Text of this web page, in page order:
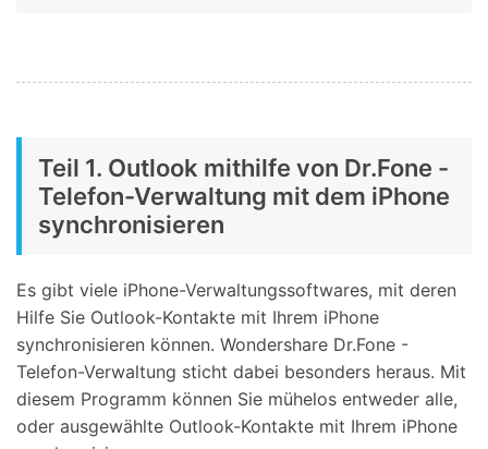
Teil 1. Outlook mithilfe von Dr.Fone -
Telefon-Verwaltung mit dem iPhone
synchronisieren
Es gibt viele iPhone-Verwaltungssoftwares, mit deren
Hilfe Sie Outlook-Kontakte mit Ihrem iPhone
synchronisieren können. Wondershare Dr.Fone -
Telefon-Verwaltung sticht dabei besonders heraus. Mit
diesem Programm können Sie mühelos entweder alle,
oder ausgewählte Outlook-Kontakte mit Ihrem iPhone